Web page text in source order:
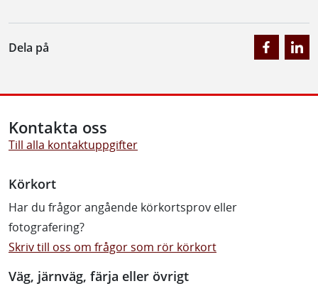
Dela på
Kontakta oss
Till alla kontaktuppgifter
Körkort
Har du frågor angående körkortsprov eller
fotografering?
Skriv till oss om frågor som rör körkort
Väg, järnväg, färja eller övrigt